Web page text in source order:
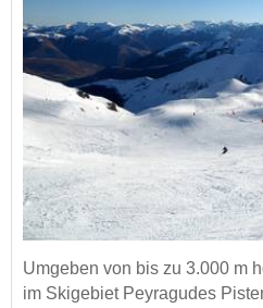
Umgeben von bis zu 3.000 m
im Skigebiet Peyragudes